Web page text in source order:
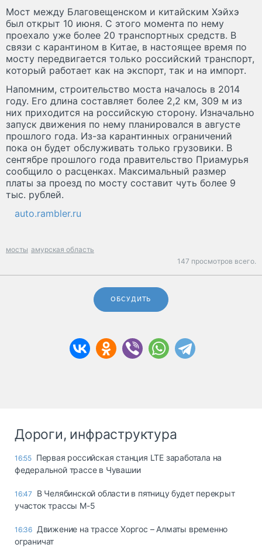
Мост между Благовещенском и китайским Хэйхэ
был открыт 10 июня. С этого момента по нему
проехало уже более 20 транспортных средств. В
связи с карантином в Китае, в настоящее время по
мосту передвигается только российский транспорт,
который работает как на экспорт, так и на импорт.
Напомним, строительство моста началось в 2014
году. Его длина составляет более 2,2 км, 309 м из
них приходится на российскую сторону. Изначально
запуск движения по нему планировался в августе
прошлого года. Из-за карантинных ограничений
пока он будет обслуживать только грузовики. В
сентябре прошлого года правительство Приамурья
сообщило о расценках. Максимальный размер
платы за проезд по мосту составит чуть более 9
тыс. рублей.
auto.rambler.ru
мосты амурская область
147 просмотров всего.
ОБСУДИТЬ
Дороги, инфраструктура
16:55 Первая российская станция LTE заработала на
федеральной трассе в Чувашии
16:47
В Челябинской области в пятницу будет перекрыт
участок трассы М-5
16:36 Движение на трассе Хоргос – Алматы временно
ограничат